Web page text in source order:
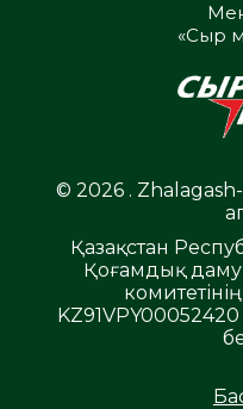
«Сыр
© 2026 .
Қазақстан
Қоғамдық даму
KZ91VPY00052420